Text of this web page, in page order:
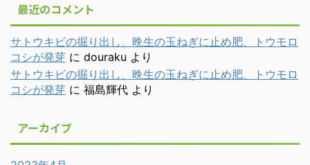
最近のコメント
サトウキビの掘り出し、晩生の玉ねぎに止め肥、トウモロ
コシが発芽 に douraku より
サトウキビの掘り出し、晩生の玉ねぎに止め肥、トウモロ
コシが発芽 に 福島輝代 より
アーカイブ